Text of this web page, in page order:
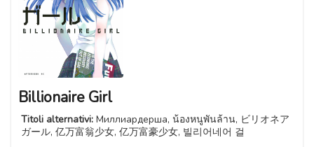
Billionaire Girl
Titoli alternativi: Миллиардерша, น้องหนูพันล้าน, ビリオネア
ガール, 亿万富翁少女, 亿万富豪少女, 빌리어네어 걸